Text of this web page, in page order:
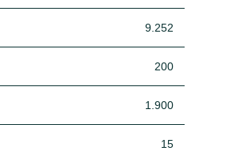
9.252
200
1.900
15